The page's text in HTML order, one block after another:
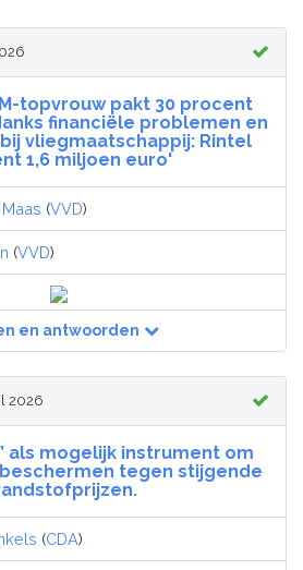
topvrouw pakt 30 procent
financiële problemen en
vliegmaatschappij: Rintel
1,6 miljoen euro'
(VVD)
(VVD)
en antwoorden
2026
als mogelijk instrument om
tegen stijgende
(CDA)